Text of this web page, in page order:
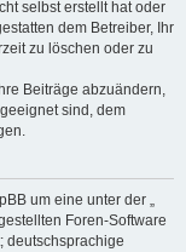
selbst erstellt hat oder
dem Betreiber, Ihr
zu löschen oder zu
Beiträge abzuändern,
sind, dem
um eine unter der „
Foren-Software
deutschsprachige